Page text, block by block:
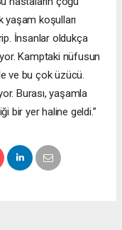
yaşam koşulları
İnsanlar oldukça
Kamptaki nüfusun
ve bu çok üzücü.
Burası, yaşamla
bir yer haline geldi.”